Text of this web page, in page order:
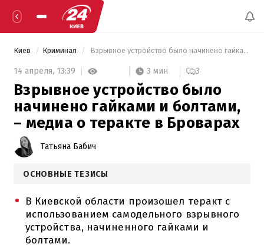
Киев Криминал Взрывное устройство было начинено гайками и болтами, – медиа о теракте в Броварах
14 апреля, 13:39 3 мин 3
Взрывное устройство было
начинено гайками и болтами,
– медиа о теракте в Броварах
Татьяна Бабич
ОСНОВНЫЕ ТЕЗИСЫ
В Киевской области произошел теракт с
использованием самодельного взрывного
устройства, начиненного гайками и
болтами.